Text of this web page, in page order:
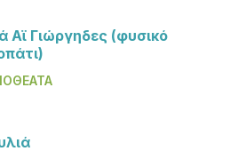
Αϊ Γιώργηδες (φυσικό